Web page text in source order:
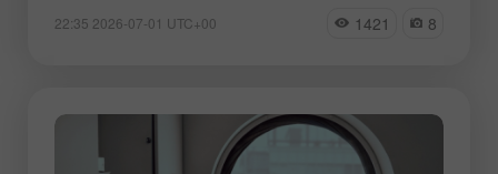
22:35 2026-07-01 UTC+00 1421 8